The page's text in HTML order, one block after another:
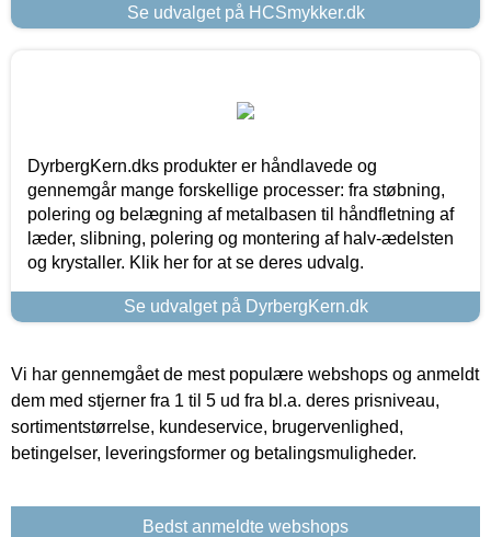
Se udvalget på HCSmykker.dk
DyrbergKern.dks produkter er håndlavede og
gennemgår mange forskellige processer: fra støbning,
polering og belægning af metalbasen til håndfletning af
læder, slibning, polering og montering af halv-ædelsten
og krystaller. Klik her for at se deres udvalg.
Se udvalget på DyrbergKern.dk
Vi har gennemgået de mest populære webshops og anmeldt
dem med stjerner fra 1 til 5 ud fra bl.a. deres prisniveau,
sortimentstørrelse, kundeservice, brugervenlighed,
betingelser, leveringsformer og betalingsmuligheder.
Bedst anmeldte webshops